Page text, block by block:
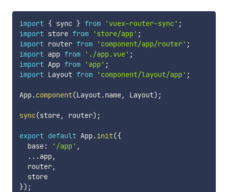
import { sync } from 'vuex-router-sync' ;
import store from 'store/app' ;
import router from 'component/app/router' ;
import app from './app.vue' ;
import App from 'app' ;
import Layout from 'component/layout/app' ;
App.component(Layout.name, Layout) ;
sync(store, router) ;
export default App.init({
  base
: '/app' ,
...app,
  router
,
  store
}) ;